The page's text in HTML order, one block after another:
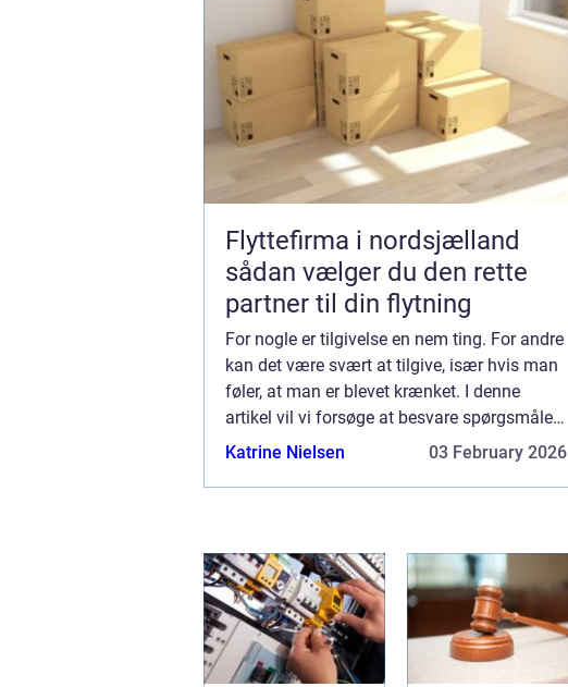
Flyttefirma i nordsjælland
sådan vælger du den rette
partner til din flytning
For nogle er tilgivelse en nem ting. For andre
kan det være svært at tilgive, især hvis man
føler, at man er blevet krænket. I denne
artikel vil vi forsøge at besvare spørgsmålet:
Hvordan bliver man ...
Katrine Nielsen 03 February 2026